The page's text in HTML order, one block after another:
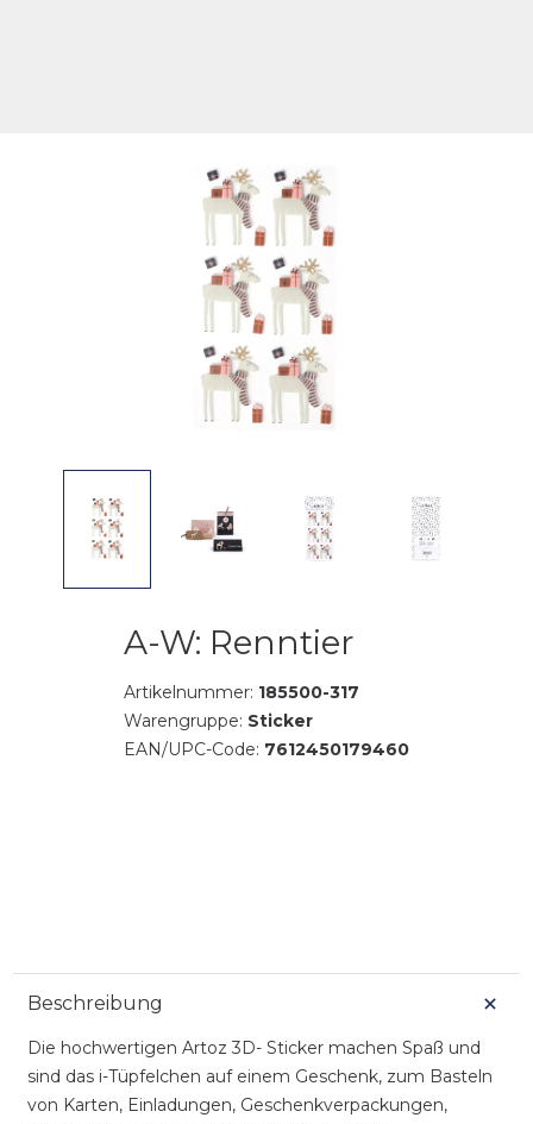
A-W: Renntier
Artikelnummer: 185500-317
Warengruppe: Sticker
EAN/UPC-Code: 7612450179460
Beschreibung
Die hochwertigen Artoz 3D- Sticker machen Spaß und
sind das i-Tüpfelchen auf einem Geschenk, zum Basteln
von Karten, Einladungen, Geschenkverpackungen,